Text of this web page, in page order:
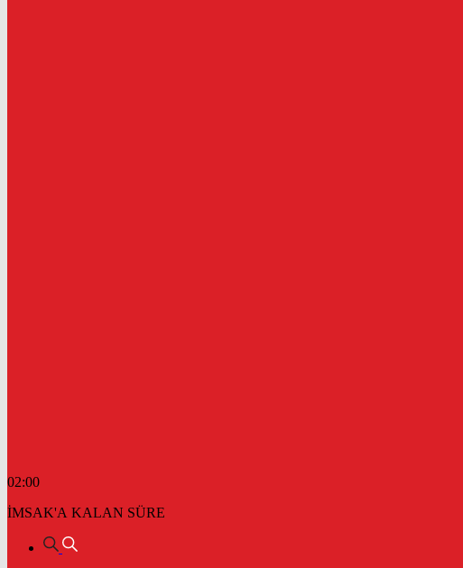
02:00
İMSAK'A KALAN SÜRE